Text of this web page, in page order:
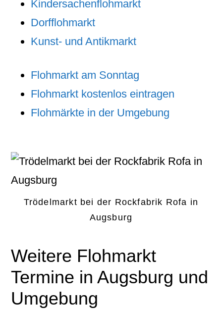
Kindersachenflohmarkt
Dorfflohmarkt
Kunst- und Antikmarkt
Flohmarkt am Sonntag
Flohmarkt kostenlos eintragen
Flohmärkte in der Umgebung
Trödelmarkt bei der Rockfabrik Rofa in
Augsburg
Weitere Flohmarkt
Termine in Augsburg und
Umgebung